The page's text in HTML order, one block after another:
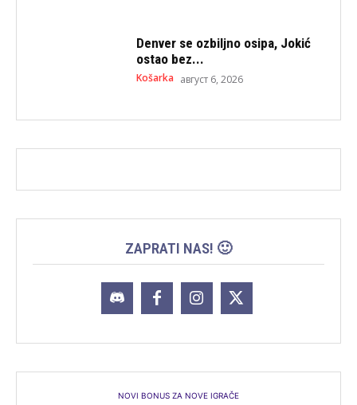
Denver se ozbiljno osipa, Jokić
ostao bez...
Košarka август 6, 2026
ZAPRATI NAS! 🙂
NOVI BONUS ZA NOVE IGRAČE